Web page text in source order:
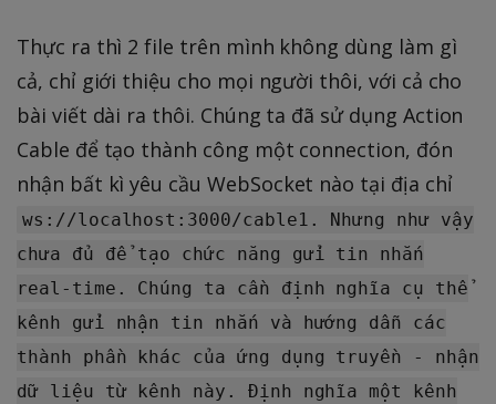
Thực ra thì 2 file trên mình không dùng làm gì
cả, chỉ giới thiệu cho mọi người thôi, với cả cho
bài viết dài ra thôi. Chúng ta đã sử dụng Action
Cable để tạo thành công một connection, đón
nhận bất kì yêu cầu WebSocket nào tại địa chỉ
ws://localhost:3000/cable1. Nhưng như vậy
chưa đủ để tạo chức năng gửi tin nhắn
real-time. Chúng ta cần định nghĩa cụ thể
kênh gửi nhận tin nhắn và hướng dẫn các
thành phần khác của ứng dụng truyền - nhận
dữ liệu từ kênh này. Định nghĩa một kênh